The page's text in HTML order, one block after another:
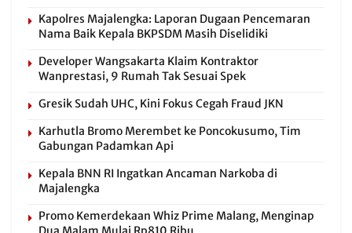
Kapolres Majalengka: Laporan Dugaan Pencemaran
Nama Baik Kepala BKPSDM Masih Diselidiki
Developer Wangsakarta Klaim Kontraktor
Wanprestasi, 9 Rumah Tak Sesuai Spek
Gresik Sudah UHC, Kini Fokus Cegah Fraud JKN
Karhutla Bromo Merembet ke Poncokusumo, Tim
Gabungan Padamkan Api
Kepala BNN RI Ingatkan Ancaman Narkoba di
Majalengka
Promo Kemerdekaan Whiz Prime Malang, Menginap